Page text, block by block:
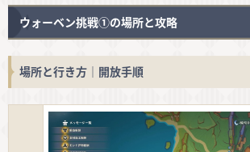
ウォーベン挑戦①の場所と攻略
場所と行き方｜開放手順